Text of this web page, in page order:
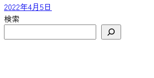
2022年4月5日
検索